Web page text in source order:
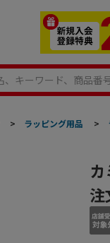
> ラッピング用品 >
注